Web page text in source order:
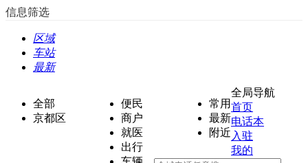
信息筛选
区域
车站
最新
全部
京都区
便民
商户
就医
出行
常用
最新
附近
全局导航
首页
电话本
入驻
我的